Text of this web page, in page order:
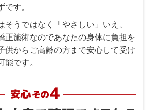
です。
そうではなく「やさしい」いえ、
正施術なのであなたの身体に負担を
供からご高齢の方まで安心して受け
能です。